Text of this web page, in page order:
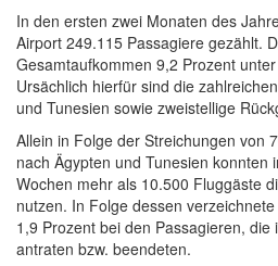
In den ersten zwei Monaten des
Airport 249.115 Passagiere gezählt.
Gesamtaufkommen 9,2 Prozent
Ursächlich hierfür sind die
und Tunesien sowie zweistellige
Allein in Folge der Streichungen von
nach Ägypten und Tunesien konnten
Wochen mehr als 10.500 Fluggäste
nutzen. In Folge dessen
1,9 Prozent bei den Passagieren,
antraten bzw. beendeten.